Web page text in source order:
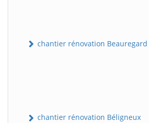
chantier rénovation Beauregard
chantier rénovation Béligneux